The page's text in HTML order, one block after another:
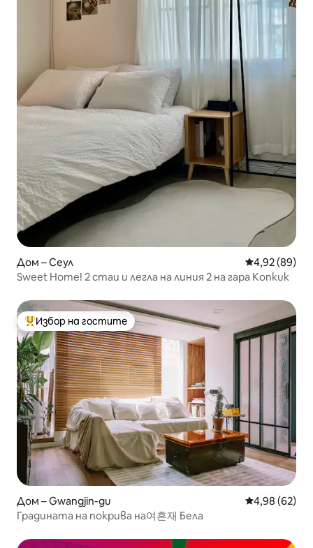
Дом – Сеул Средна
4,92 (89)
Sweet Home! 2 стаи и легла на линия 2 на гара Konkuk
Най-популярен избор на гостите
Избор на гостите
Дом – Gwangjin-gu Средна
4,98 (62)
Градината на покрива на여흔재 Бела